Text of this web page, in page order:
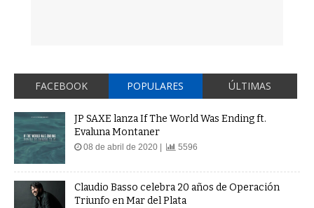
FACEBOOK POPULARES ÚLTIMAS
JP SAXE lanza If The World Was Ending ft.
Evaluna Montaner
08 de abril de 2020 | 5596
Claudio Basso celebra 20 años de Operación
Triunfo en Mar del Plata